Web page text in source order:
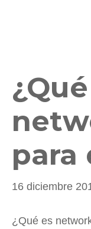
para
16 diciembre
¿Qué es